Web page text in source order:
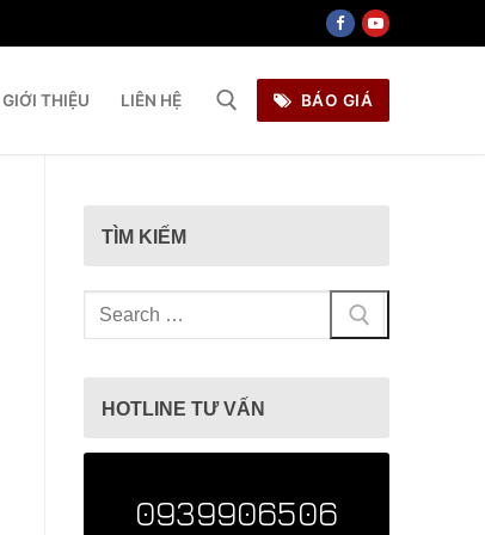
GIỚI THIỆU LIÊN HỆ BÁO GIÁ
TÌM KIẾM
Tìm
kiếm
HOTLINE TƯ VẤN
0939906506